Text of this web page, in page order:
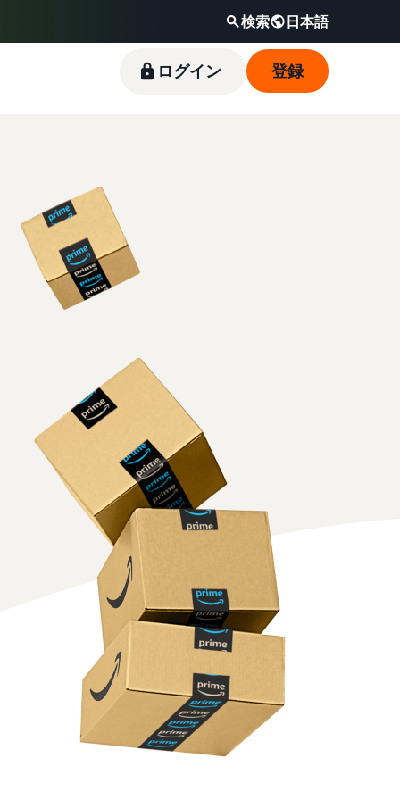
検索 日本語
新規出品者向け特典
スタートダッシュ成功パックをお得に始めるた
めに、特典を活用しましょう。ブランド売上の
最大787.5万円分の還元します。
料金シミュレーター
販売する商品の詳細と配送費用を入力するだけ
で、さまざまな配送方法のコストをすぐに比較
できます。
フルフィルメント by
Amazon(FBA)
商品を預けるだけで、Amazonが注文受付から
梱包・配送・返品対応まで行い、手間を減らし
て効率的に販売できる配送代行サービスです。
Amazonブランド登録（Brand
Registry）
Amazon Brand Registryにブランドを登録する
と、さまざまなブランド構築ツールと保護の特
典を利用できます。
Amazon出品ブログ
Amazon出品サービス公式が提供するネット販
売・Amazon出品お役立ち情報（ブログ記事）
をテーマ別に一覧でご紹介します。
ログイン 登録